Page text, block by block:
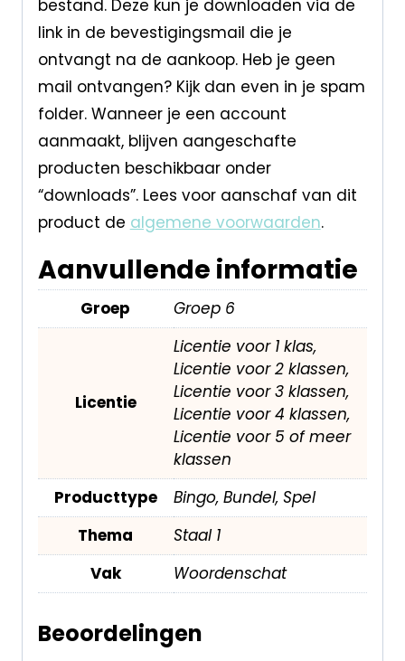
bestand. Deze kun je downloaden via de
link in de bevestigingsmail die je
ontvangt na de aankoop. Heb je geen
mail ontvangen? Kijk dan even in je spam
folder. Wanneer je een account
aanmaakt, blijven aangeschafte
producten beschikbaar onder
“downloads”. Lees voor aanschaf van dit
product de algemene voorwaarden.
Aanvullende informatie
Groep Groep 6
Licentie
Licentie voor 1 klas,
Licentie voor 2 klassen,
Licentie voor 3 klassen,
Licentie voor 4 klassen,
Licentie voor 5 of meer
klassen
Producttype
Bingo, Bundel, Spel
Thema
Staal 1
Vak
Woordenschat
Beoordelingen